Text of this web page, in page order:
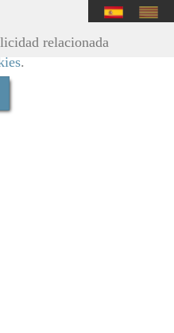
relacionada
.